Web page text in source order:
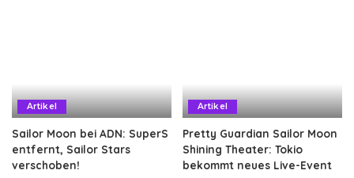
Artikel
Sailor Moon bei ADN: SuperS
entfernt, Sailor Stars
verschoben!
Artikel
Pretty Guardian Sailor Moon
Shining Theater: Tokio
bekommt neues Live-Event